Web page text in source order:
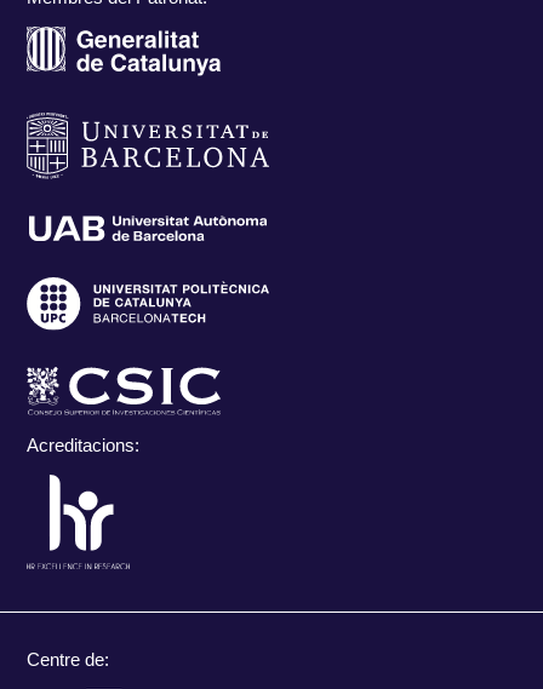
Acreditacions:
Centre de: